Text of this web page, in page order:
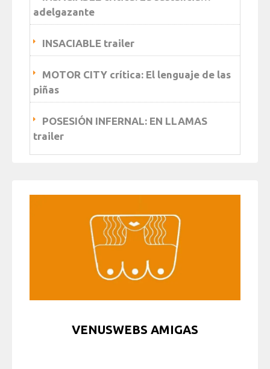
adelgazante
INSACIABLE trailer
MOTOR CITY crítica: El lenguaje de las
piñas
POSESIÓN INFERNAL: EN LLAMAS
trailer
VENUSWEBS AMIGAS